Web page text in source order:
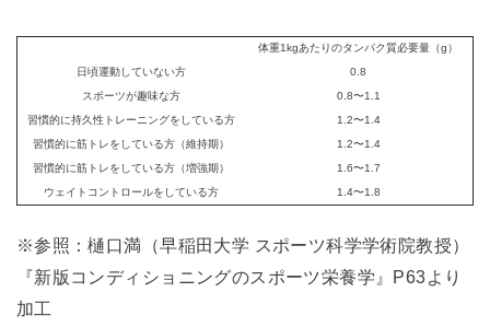
体重1kgあたりのタンパク質必要量（g）
日頃運動していない方
0.8
スポーツが趣味な方
0.8〜1.1
習慣的に持久性トレーニングをしている方
1.2〜1.4
習慣的に筋トレをしている方（維持期）
1.2〜1.4
習慣的に筋トレをしている方（増強期）
1.6〜1.7
ウェイトコントロールをしている方
1.4〜1.8
※参照：樋口満（早稲田大学 スポーツ科学学術院教授）
『新版コンディショニングのスポーツ栄養学』P63より
加工